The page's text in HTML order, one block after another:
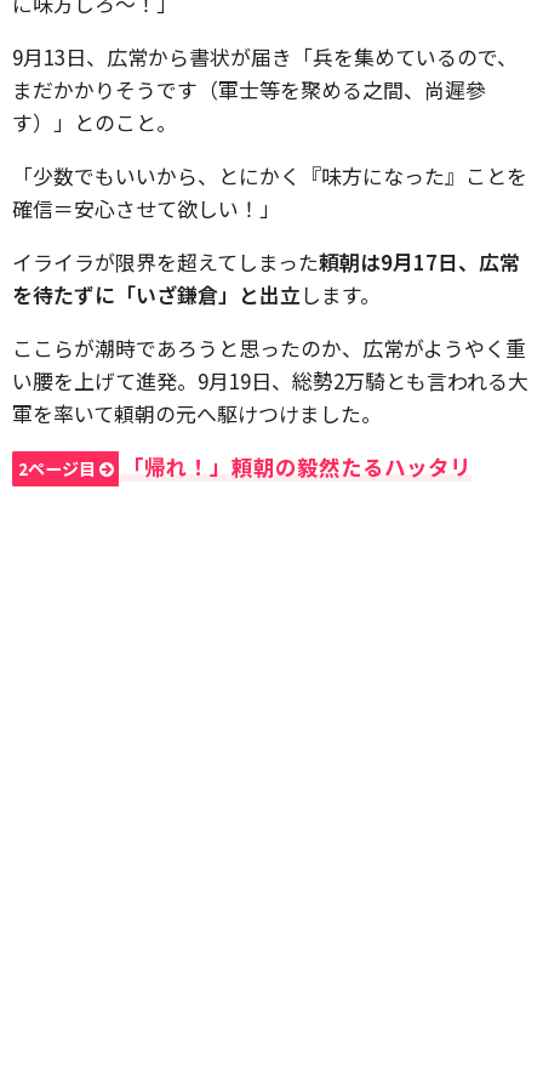
9月13日、広常から書状が届き「兵を集めているので、
まだかかりそうです（軍士等を聚める之間、尚遲參
す）」とのこと。
「少数でもいいから、とにかく『味方になった』ことを
確信＝安心させて欲しい！」
イライラが限界を超えてしまった頼朝は9月17日、広常
を待たずに「いざ鎌倉」と出立します。
ここらが潮時であろうと思ったのか、広常がようやく重
い腰を上げて進発。9月19日、総勢2万騎とも言われる大
軍を率いて頼朝の元へ駆けつけました。
2ページ目 「帰れ！」頼朝の毅然たるハッタリ